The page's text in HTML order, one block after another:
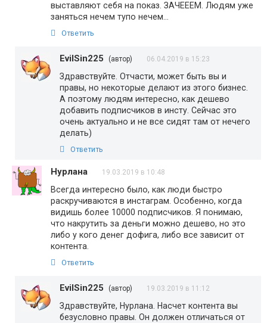
выставляют себя на показ. ЗАЧЕЕЕМ. Людям уже
заняться нечем тупо нечем…
Ответить
EvilSin225 (автор) 06.04.2019 в 15:23
Здравствуйте. Отчасти, может быть вы и
правы, но некоторые делают из этого бизнес.
А поэтому людям интересно, как дешево
добавить подписчиков в инсту. Сейчас это
очень актуально и не все сидят там от нечего
делать)
Ответить
Нурлана 19.03.2019 в 10:48
Всегда интересно было, как люди быстро
раскручиваются в инстаграм. Особенно, когда
видишь более 10000 подписчиков. Я понимаю,
что накрутить за деньги можно дешево, но это
либо у кого денег дофига, либо все зависит от
контента.
Ответить
EvilSin225 (автор) 19.03.2019 в 11:12
Здравствуйте, Нурлана. Насчет контента вы
безусловно правы. Он должен отличаться от